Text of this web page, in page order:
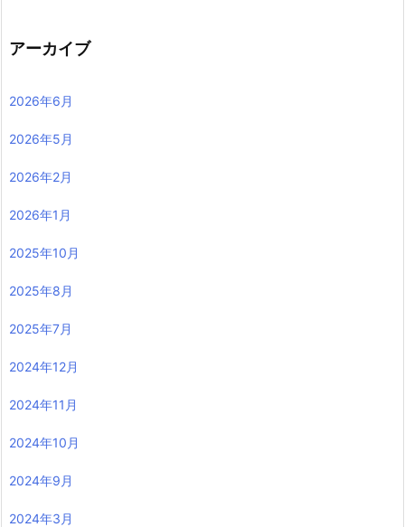
アーカイブ
2026年6月
2026年5月
2026年2月
2026年1月
2025年10月
2025年8月
2025年7月
2024年12月
2024年11月
2024年10月
2024年9月
2024年3月